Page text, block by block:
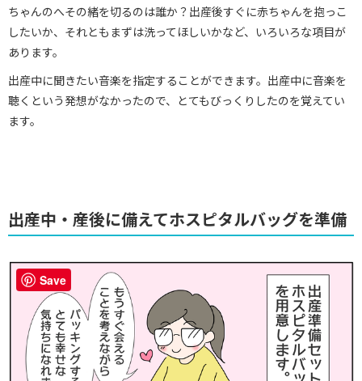
ちゃんのへその緒を切るのは誰か？出産後すぐに赤ちゃんを抱っこ
したいか、それともまずは洗ってほしいかなど、いろいろな項目が
あります。
出産中に聞きたい音楽を指定することができます。出産中に音楽を
聴くという発想がなかったので、とてもびっくりしたのを覚えてい
ます。
出産中・産後に備えてホスピタルバッグを準備
Save